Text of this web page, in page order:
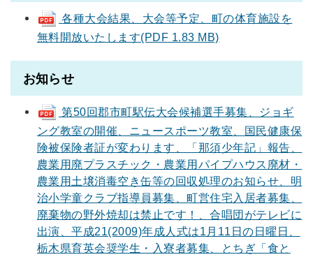
各種大会結果、大会等予定、町の体育施設を
無料開放いたします(PDF 1.83 MB)
お知らせ
第50回郡市町駅伝大会候補選手募集、ジョギ
ング教室の開催、ニュースポーツ教室、国民健康保
険被保険者証が変わります、「那須少年記」報告、
農業用廃プラスチック・農業用パイプハウス廃材・
農業用土壌消毒空き缶等の回収処理のお知らせ、明
治小学童クラブ指導員募集、町営住宅入居者募集、
廃棄物の野外焼却は禁止です！、合唱団がテレビに
出演、平成21(2009)年成人式は1月11日の日曜日、
栃木県育英会奨学生・入寮者募集、とちぎ「食と